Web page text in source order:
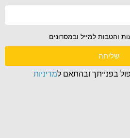
והטבות למייל ובמסרונים
שליחה
בפנייתך ובהתאם למדיניות